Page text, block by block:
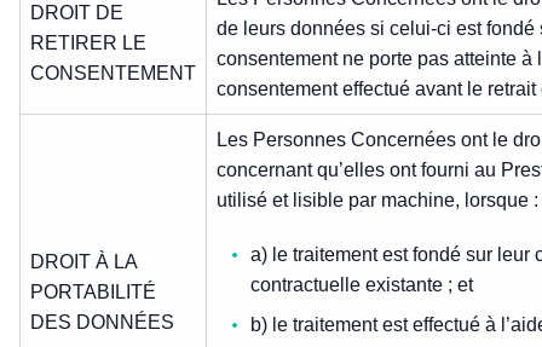
DROIT DE
RETIRER LE
CONSENTEMENT
de leurs données si celui-ci est
consentement ne porte pas atteinte
consentement effectué avant le retrait
DROIT À LA
PORTABILITÉ
DES DONNÉES
Les Personnes Concernées ont le
concernant qu’elles ont fourni au
utilisé et lisible par machine, lorsque :
a) le traitement est fondé sur leur
contractuelle existante ; et
b) le traitement est effectué à